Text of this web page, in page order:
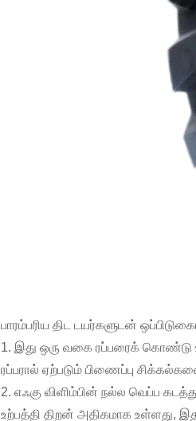
பாரம்பரிய திட டயர்களுடன்
1. இது ஒரு வகை ரப்பரைக் கொண்டு
ரப்பரால் ஏற்படும் பிணைப்பு
2. எஃகு விளிம்பின் நல்ல வெப்ப
உற்பத்தி திறன் அதிகமாக உள்ளது,